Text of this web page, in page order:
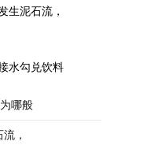
生泥石流，
水勾兑饮料
哪般
，